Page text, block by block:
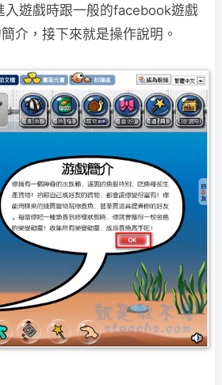
入遊戲時跟一般的facebook遊戲
介，接下來就是操作說明。